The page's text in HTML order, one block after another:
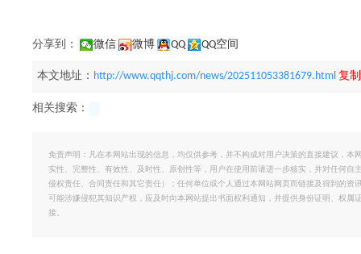
分享到： 微信 微博 QQ QQ空间
本文地址： http://www.qqthj.com/news/202511053381679.html 复
相关搜索：
免责声明：凡在本网站出现的信息，均仅供参考，并不构成对用户决策的直接建议，
实性、完整性、有效性、及时性、原创性等，用户在使用前请进一步核实，并对任何
侵权责任、合同责任和其它责任）；任何单位或个人通过本网站网页而链接及得到的
可能涉嫌侵犯其知识产权，应及时向本网站提出书面权利通知，并提供身份证明、权
接。